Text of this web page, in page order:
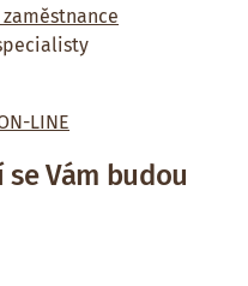
LINE
Vám budou